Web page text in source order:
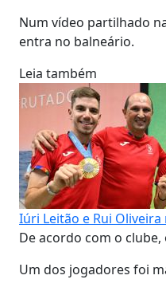
Num vídeo partilhado
entra no balneário.
Leia também
Iúri Leitão e Rui
De acordo com o
Um dos jogadores foi